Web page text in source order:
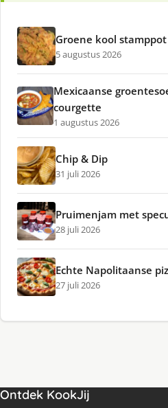
Groene kool stamppot
5 augustus 2026
Mexicaanse
courgette
1 augustus 2026
Chip & Dip
31 juli 2026
Pruimenjam met
28 juli 2026
Echte Napolitaanse
27 juli 2026
Ontdek KookJij